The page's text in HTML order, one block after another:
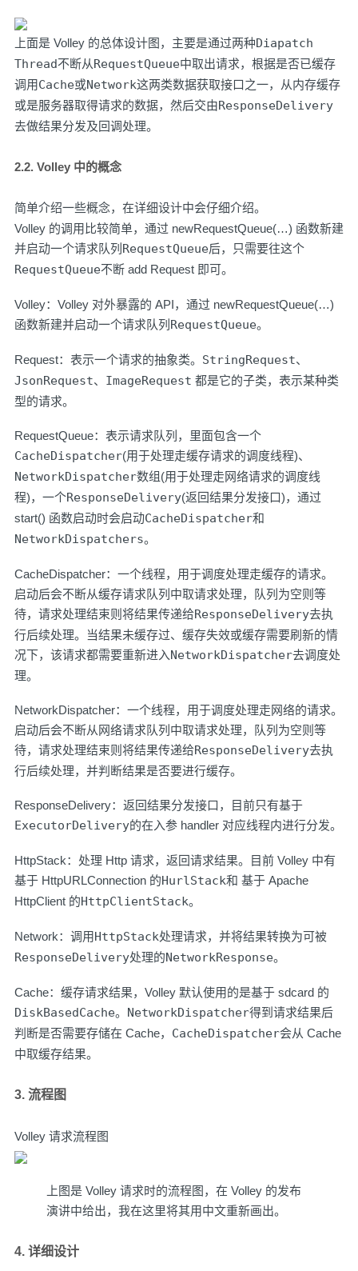
上面是 Volley 的总体设计图，主要是通过两种Diapatch
Thread不断从RequestQueue中取出请求，根据是否已缓存
调用Cache或Network这两类数据获取接口之一，从内存缓存
或是服务器取得请求的数据，然后交由ResponseDelivery
去做结果分发及回调处理。
2.2. Volley 中的概念
简单介绍一些概念，在详细设计中会仔细介绍。
Volley 的调用比较简单，通过 newRequestQueue(…) 函数新建
并启动一个请求队列 RequestQueue后，只需要往这个
RequestQueue不断 add Request 即可。
Volley：Volley 对外暴露的 API，通过 newRequestQueue(…)
函数新建并启动一个请求队列 RequestQueue。
Request：表示一个请求的抽象类。 StringRequest、
JsonRequest、 ImageRequest 都是它的子类，表示某种类
型的请求。
RequestQueue：表示请求队列，里面包含一个
CacheDispatcher(用于处理走缓存请求的调度线程)、
NetworkDispatcher数组(用于处理走网络请求的调度线
程)，一个ResponseDelivery(返回结果分发接口)，通过
start() 函数启动时会启动CacheDispatcher和
NetworkDispatchers。
CacheDispatcher：一个线程，用于调度处理走缓存的请求。
启动后会不断从缓存请求队列中取请求处理，队列为空则等
待，请求处理结束则将结果传递给ResponseDelivery去执
行后续处理。当结果未缓存过、缓存失效或缓存需要刷新的情
况下，该请求都需要重新进入NetworkDispatcher去调度处
理。
NetworkDispatcher：一个线程，用于调度处理走网络的请求。
启动后会不断从网络请求队列中取请求处理，队列为空则等
待，请求处理结束则将结果传递给ResponseDelivery去执
行后续处理，并判断结果是否要进行缓存。
ResponseDelivery：返回结果分发接口，目前只有基于
ExecutorDelivery的在入参 handler 对应线程内进行分发。
HttpStack：处理 Http 请求，返回请求结果。目前 Volley 中有
基于 HttpURLConnection 的HurlStack和 基于 Apache
HttpClient 的HttpClientStack。
Network：调用HttpStack处理请求，并将结果转换为可被
ResponseDelivery处理的NetworkResponse。
Cache：缓存请求结果，Volley 默认使用的是基于 sdcard 的
DiskBasedCache。 NetworkDispatcher得到请求结果后
判断是否需要存储在 Cache， CacheDispatcher会从 Cache
中取缓存结果。
3. 流程图
Volley 请求流程图
上图是 Volley 请求时的流程图，在 Volley 的发布
演讲中给出，我在这里将其用中文重新画出。
4. 详细设计